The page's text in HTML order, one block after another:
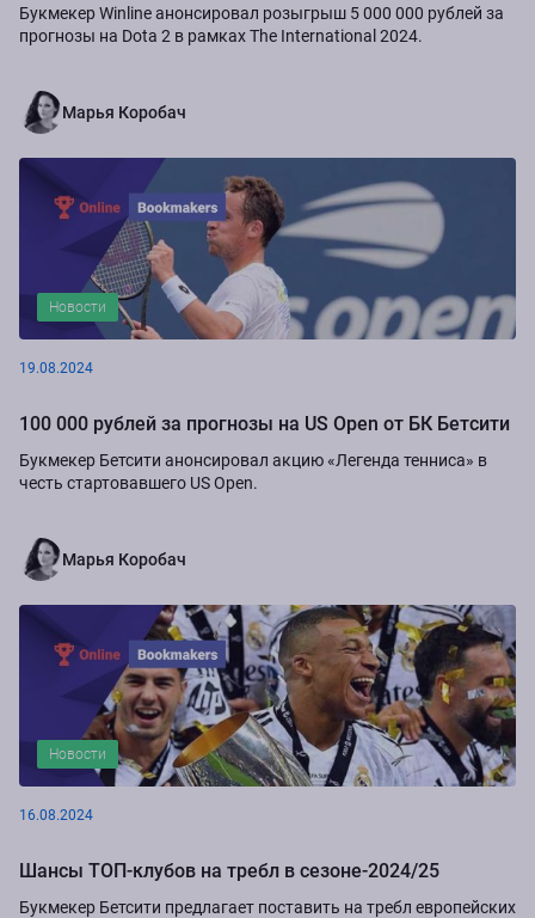
Букмекер Winline анонсировал розыгрыш 5 000 000 рублей за
прогнозы на Dota 2 в рамках The International 2024.
Марья Коробач
Новости
19.08.2024
100 000 рублей за прогнозы на US Open от БК Бетсити
Букмекер Бетсити анонсировал акцию «Легенда тенниса» в
честь стартовавшего US Open.
Марья Коробач
Новости
16.08.2024
Шансы ТОП-клубов на требл в сезоне-2024/25
Букмекер Бетсити предлагает поставить на требл европейских